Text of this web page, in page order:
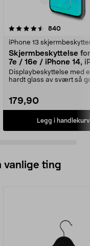
840
iPhone 13
Skjermbeskyttelse
7e / 16e / iPhone 14,
13 / 13 Pro,
Displaybeskyttelse med
hardt glass av svært så
179,90
Legg i handlekurv
4.5 av 5 stjerner
vanlige ting